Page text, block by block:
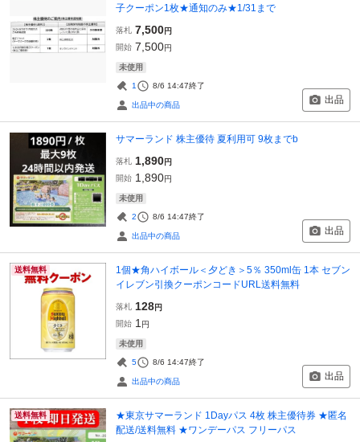
子クーポン1枚★通知のみ★1/31まで
落札 7,500円
開始 7,500円
未使用
1 8/6 14:47終了
出品中の商品 出品
サマーランド 株主優待 夏利用可 9枚までb
落札 1,890円
開始 1,890円
未使用
2 8/6 14:47終了
出品中の商品 出品
送料無料
1個★角ハイボール＜夕どき＞5％ 350ml缶 1本 セブン
イレブン引換クーポンコードURL送料無料
落札 128円
開始 1 円
未使用
5 8/6 14:47終了
出品中の商品 出品
送料無料
★東京サマーランド 1Dayパス 4枚 株主優待券 ★匿名
配送/送料無料 ★ワンデーパス フリーパス